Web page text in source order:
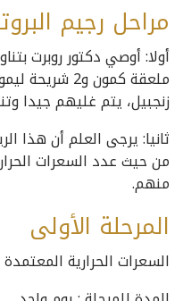
مراحل رجيم
زنجبيل، يتم غليهم جيدا
ثانيا: يرجى العلم أن هذا
من حيث عدد السعرات
منهم.
المرحلة الأولى
السعرات الحرارية المعتمدة عليها :